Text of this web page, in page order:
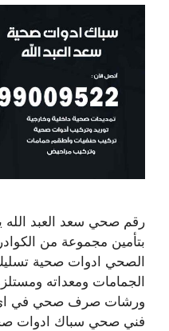
رقم صحي سعد العبد الله
بتأمين مجموعة من
الصحي ادوات صحية
الجمامات ومعداته
ورشات صرف صحي في اي
فني صحي سباك ادوات